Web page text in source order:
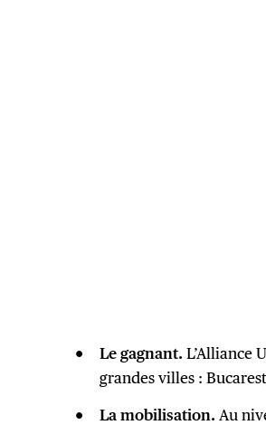
Le gagnant. L’Alliance
grandes villes :
La mobilisation. Au